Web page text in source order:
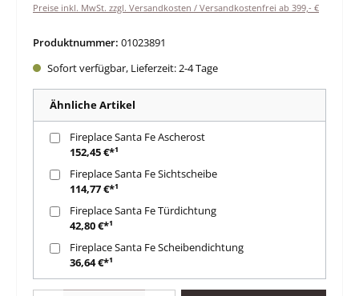
Preise inkl. MwSt. zzgl. Versandkosten / Versandkostenfrei ab 399,- €
Produktnummer: 01023891
Sofort verfügbar, Lieferzeit: 2-4 Tage
Ähnliche Artikel
Fireplace Santa Fe Ascherost
152,45 €*¹
Fireplace Santa Fe Sichtscheibe
114,77 €*¹
Fireplace Santa Fe Türdichtung
42,80 €*¹
Fireplace Santa Fe Scheibendichtung
36,64 €*¹